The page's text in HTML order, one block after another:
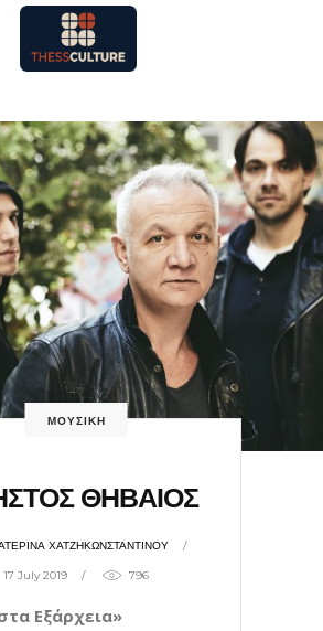
ΜΟΥΣΙΚΗ
ΘΗΒΑΙΟΣ
ΧΑΤΖΗΚΩΝΣΤΑΝΤΙΝΟΥ
17 July 2019 796
Εξάρχεια»